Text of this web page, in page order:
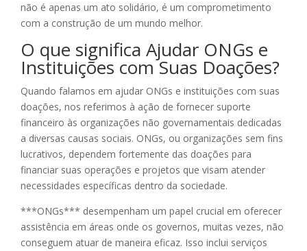
não é apenas um ato solidário, é um comprometimento
com a construção de um mundo melhor.
O que significa Ajudar ONGs e
Instituições com Suas Doações?
Quando falamos em ajudar ONGs e instituições com suas
doações, nos referimos à ação de fornecer suporte
financeiro às organizações não governamentais dedicadas
a diversas causas sociais. ONGs, ou organizações sem fins
lucrativos, dependem fortemente das doações para
financiar suas operações e projetos que visam atender
necessidades específicas dentro da sociedade.
***ONGs*** desempenham um papel crucial em oferecer
assistência em áreas onde os governos, muitas vezes, não
conseguem atuar de maneira eficaz. Isso inclui serviços